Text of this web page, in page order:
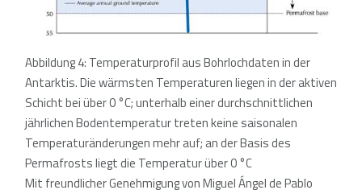
Abbildung 4: Temperaturprofil aus Bohrlochdaten in der
Antarktis. Die wärmsten Temperaturen liegen in der aktiven
Schicht bei über 0 °C; unterhalb einer durchschnittlichen
jährlichen Bodentemperatur treten keine saisonalen
Temperaturänderungen mehr auf; an der Basis des
Permafrosts liegt die Temperatur über 0 °C
Mit freundlicher Genehmigung von Miguel Ángel de Pablo